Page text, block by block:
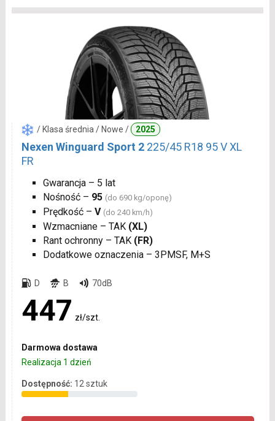
/ Klasa średnia / Nowe / 2025
Nexen Winguard Sport 2 225/45 R18 95 V XL
FR
Gwarancja – 5 lat
Nośność – 95 (do 690 kg/oponę)
Prędkość – V (do 240 km/h)
Wzmacniane – TAK (XL)
Rant ochronny – TAK (FR)
Dodatkowe oznaczenia – 3PMSF, M+S
D B 70dB
447 zł/szt.
Darmowa dostawa
Realizacja 1 dzień
Dostępność: 12 sztuk